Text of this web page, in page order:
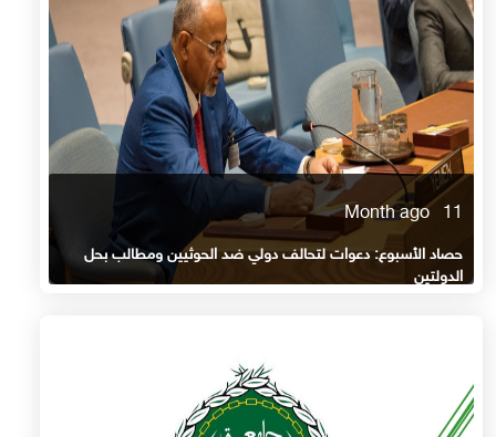
11 Month ago
حصاد الأسبوع: دعوات لتحالف دولي ضد الحوثيين ومطالب بحل
الدولتين